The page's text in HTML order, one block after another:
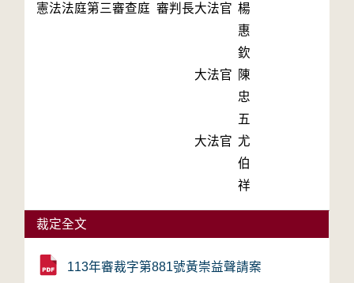
憲法法庭第三審查庭 審判長大法官 楊
惠
欽
大法官
陳
忠
五
大法官 尤
伯
祥
裁定全文
113年審裁字第881號黃崇益聲請案